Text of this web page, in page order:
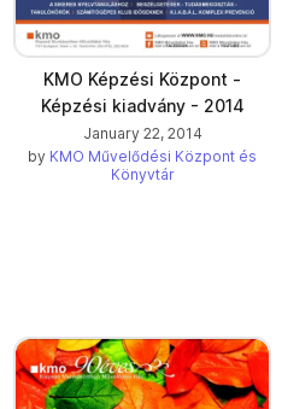
KMO Képzési Központ -
Képzési kiadvány - 2014
January 22, 2014
by KMO Művelődési Központ és
Könyvtár